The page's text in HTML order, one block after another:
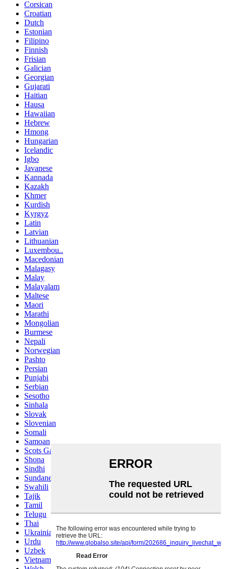
Corsican
Croatian
Dutch
Estonian
Filipino
Finnish
Frisian
Galician
Georgian
Gujarati
Haitian
Hausa
Hawaiian
Hebrew
Hmong
Hungarian
Icelandic
Igbo
Javanese
Kannada
Kazakh
Khmer
Kurdish
Kyrgyz
Latin
Latvian
Lithuanian
Luxembou..
Macedonian
Malagasy
Malay
Malayalam
Maltese
Maori
Marathi
Mongolian
Burmese
Nepali
Norwegian
Pashto
Persian
Punjabi
Serbian
Sesotho
Sinhala
Slovak
Slovenian
Somali
Samoan
Scots Gaelic
Shona
Sindhi
Sundanese
Swahili
Tajik
Tamil
Telugu
Thai
Ukrainian
Urdu
Uzbek
Vietnamese